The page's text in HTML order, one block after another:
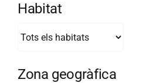
Habitat
Zona geogràfica